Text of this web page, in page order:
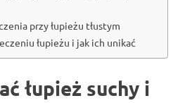
przy łupieżu tłustym
łupieżu i jak ich unikać
łupież suchy i